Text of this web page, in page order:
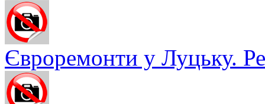
Євроремонти у Луцьку.